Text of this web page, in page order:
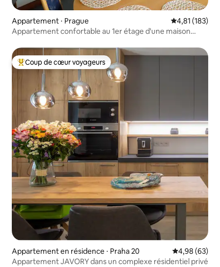
Appartement ⋅ Prague Évaluation
4,81 (183)
Appartement confortable au 1er étage d'une maison
Coups de cœur voyageurs les plus appréciés
Coup de cœur voyageurs
Appartement en résidence ⋅ Praha 20 Évaluation
4,98 (63)
Appartement JAVORY dans un complexe résidentiel privé